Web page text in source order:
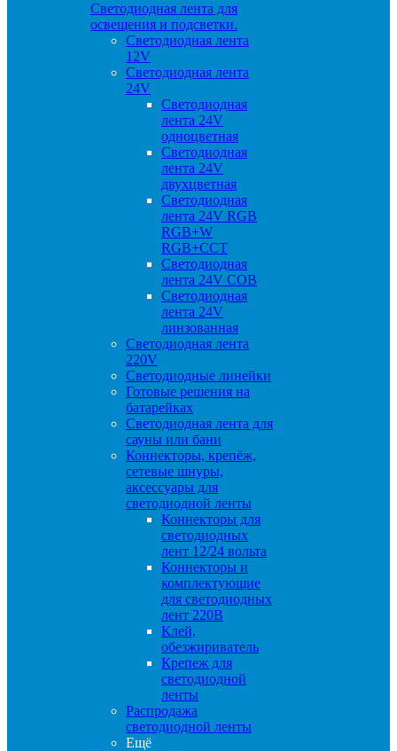
Светодиодная лента для
освещения и подсветки.
Светодиодная лента
12V
Светодиодная лента
24V
Светодиодная
лента 24V
одноцветная
Светодиодная
лента 24V
двухцветная
Светодиодная
лента 24V RGB
RGB+W
RGB+CCT
Светодиодная
лента 24V COB
Светодиодная
лента 24V
линзованная
Светодиодная лента
220V
Светодиодные линейки
Готовые решения на
батарейках
Светодиодная лента для
сауны или бани
Коннекторы, крепёж,
сетевые шнуры,
аксессуары для
светодиодной ленты
Коннекторы для
светодиодных
лент 12/24 вольта
Коннекторы и
комплектующие
для светодиодных
лент 220В
Клей,
обезжириватель
Крепеж для
светодиодной
ленты
Распродажа
светодиодной ленты
Ещё